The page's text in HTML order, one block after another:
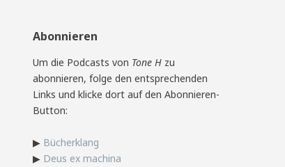
Abonnieren
Um die Podcasts von Tone H zu
abonnieren, folge den entsprechenden
Links und klicke dort auf den Abonnieren-
Button:
▶ Bücherklang
▶ Deus ex machina